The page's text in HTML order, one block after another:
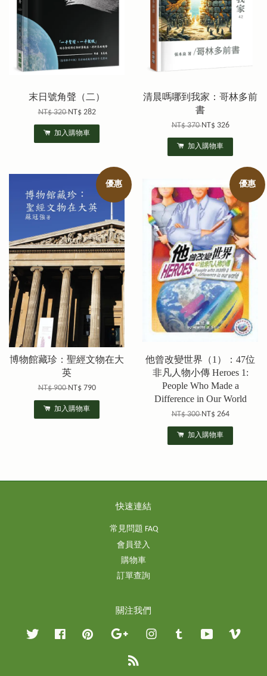
末日號角聲（二）
NT$ 320NT$ 282
加入購物車
清晨嗎哪到我家：哥林多前
書
NT$ 370NT$ 326
加入購物車
優惠
博物館藏珍：聖經文物在大
英
NT$ 900NT$ 790
加入購物車
優惠
他曾改變世界（1）：47位
非凡人物小傳 Heroes 1:
People Who Made a
Difference in Our World
NT$ 300NT$ 264
加入購物車
快速連結
常見問題 FAQ
會員登入
購物車
訂單查詢
關注我們
Twitter Facebook Pinterest Google InstagramTumblr YouTube